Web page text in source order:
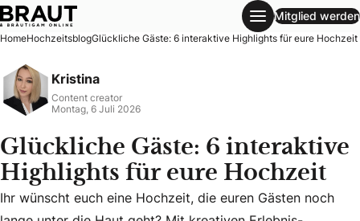
Glückliche Gäste: 6 interaktive Highlights für eure Hochzeit
Mitglied werden
HomeHochzeitsblogGlückliche Gäste: 6 interaktive Highlights für eure Hochzeit
Kristina
Content creator
Montag, 6 Juli 2026
Glückliche Gäste: 6 interaktive
Highlights für eure Hochzeit
Ihr wünscht euch eine Hochzeit, die euren Gästen noch